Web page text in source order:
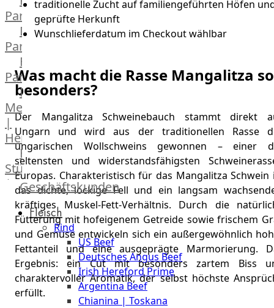
Partner
Depot-
Partner
Frischetheken-
Partner
Männer
Metzger
|
Heinsberg
Feinkost
Stüttgen
|
Düsseldorf
The
Meat
Club
Stuttgart
Geschäftskunden
Fleisch
Rind
US Beef
Deutsches Angus Beef
Irish Hereford Prime
Argentina Beef
Chianina | Toskana
traditionelle Zucht auf familiengeführten Höfen
geprüfte Herkunft
Wunschlieferdatum im Checkout wählbar
Was macht die Rasse Mangalitza so
besonders?
Der Mangalitza Schweinebauch stammt direkt
Ungarn und wird aus der traditionellen Rasse
ungarischen Wollschweins gewonnen – einer
seltensten und widerstandsfähigsten
Europas. Charakteristisch für das Mangalitza Schwein
das dichte, lockige Fell und ein langsam
kräftiges Muskel-Fett-Verhältnis. Durch die
Fütterung mit hofeigenem Getreide sowie frischem
und Gemüse entwickeln sich ein außergewöhnlich
Fettanteil und eine ausgeprägte Marmorierung.
Ergebnis: ein Cut mit besonders zartem Biss
charaktervoller Aromatik, der selbst höchste
erfüllt.